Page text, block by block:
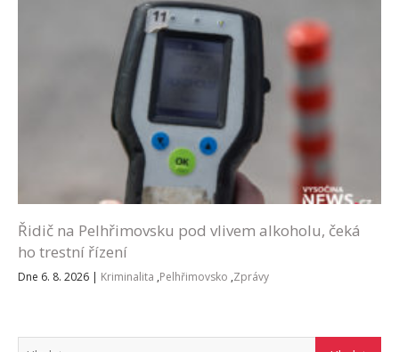
Řidič na Pelhřimovsku pod vlivem alkoholu, čeká
ho trestní řízení
Dne 6. 8. 2026 Kriminalita ,Pelhřimovsko ,Zprávy